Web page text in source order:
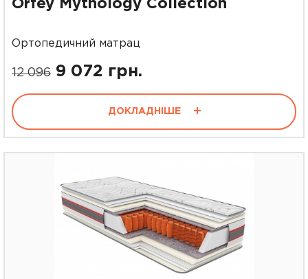
Orfey Mythology Collection
Ортопедичний матрац
12 096 9 072 грн.
ДОКЛАДНІШЕ